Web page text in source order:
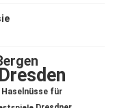
Haselnüsse für